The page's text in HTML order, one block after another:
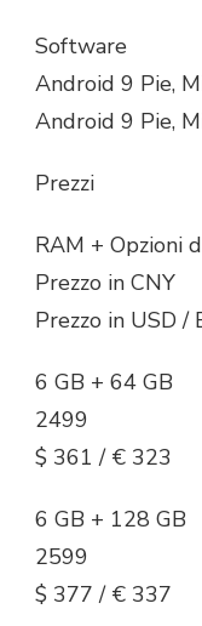
Software
Android 9 Pie,
Android 9 Pie,
Prezzi
RAM + Opzioni
Prezzo in CNY
Prezzo in USD /
6 GB + 64 GB
2499
$ 361 / € 323
6 GB + 128 GB
2599
$ 377 / € 337